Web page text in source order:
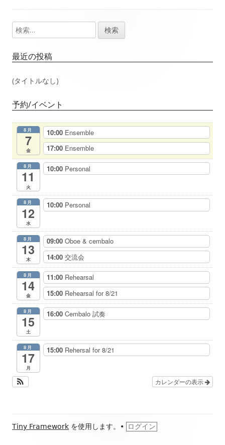
ビ
ゲ
ー
シ
ョ
メ
イ
ン
バ
検
索:
最近の投稿
(タイトルなし)
予約/イベント
8月
7
金
10:00 Ensemble
17:00 Ensemble
8月
11
火
10:00 Personal
8月
12
水
10:00 Personal
8月
13
木
09:00 Oboe & cembalo
14:00 交流会
8月
14
金
11:00 Rehearsal
15:00 Rehearsal for 8/21
8月
15
土
16:00 Cembalo 試奏
8月
17
月
15:00 Rehersal for 8/21
カレンダーの表示
フ
Tiny Framework を使用します。 • ログイン